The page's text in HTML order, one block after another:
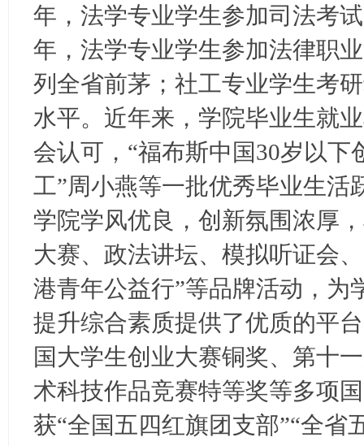
年，法学专业学生参加司法考
年，法学专业学生参加法律职
列全省前茅；社工专业学生考
水平。近年来，学院毕业生就
会认可，“福布斯中国30岁以下
工”周小燕等一批优秀毕业生活
学院学风优良，创新氛围浓厚
大赛、政法讲坛、模拟听证会
港青年公益行”等品牌活动，为
提升综合素质提供了优质的平
国大学生创业大赛铜奖、第十
术科技作品竞赛特等奖等多项
获“全国五四红旗团支部”“全省